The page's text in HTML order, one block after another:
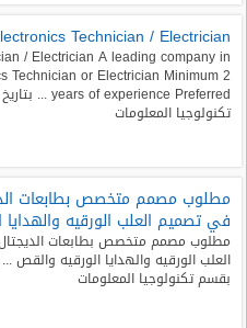
Technician / Electrician
/ Electrician A leading company in
Technician or Electrician Minimum 2
تكنولوجيا المعلومات
مطلوب مصمم متخصص بطابعات
في تصميم العلب الورقيه والهدايا
مطلوب مصمم متخصص بطابعات
بقسم تكنولوجيا المعلومات